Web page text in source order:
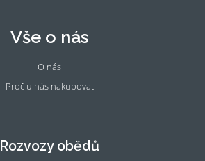
Vše o nás
O nás
Proč u nás nakupovat
k
m
Rozvozy obědů